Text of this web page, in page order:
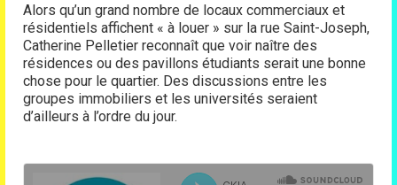
Alors qu’un grand nombre de locaux commerciaux et
résidentiels affichent « à louer » sur la rue Saint-Joseph,
Catherine Pelletier reconnaît que voir naître des
résidences ou des pavillons étudiants serait une bonne
chose pour le quartier. Des discussions entre les
groupes immobiliers et les universités seraient
d’ailleurs à l’ordre du jour.